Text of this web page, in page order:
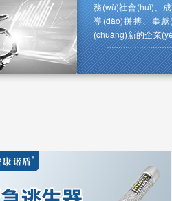
務(wù)社會(huì)、
導(dǎo)拼搏、奉
(chuàng)新的企業
的每一個(gè)行動
愛人，而以仁為本
(jià)值觀。我們堅